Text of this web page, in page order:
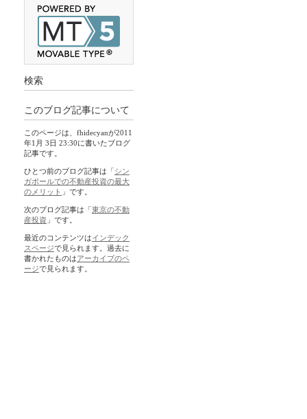
検索
このブログ記事について
このページは、fhidecyanが2011
年1月 3日 23:30に書いたブログ
記事です。
ひとつ前のブログ記事は「 シン
ガポールでの不動産投資の最大
のメリット 」です。
次のブログ記事は「 東京の不動
産投資 」です。
最近のコンテンツはインデック
スページで見られます。過去に
書かれたものはアーカイブのペ
ージで見られます。